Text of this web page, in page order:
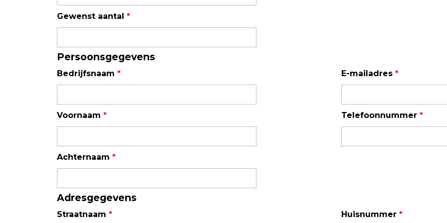
Persoonlijke EMV-meters
Toebehoren
Face Fit Testing
Geluidsmeters
Geluidsmonitoringstations
Akoestische camera's
Accessoires
Vast opgestelde gasdetectie
Speciale gasdetectie
Draadloze gasdetectie
Gewenst aantal *
Persoonsgegevens
Bedrijfsnaam *
Voornaam *
Achternaam *
E-mailadres *
Telefoonnummer *
Adresgegevens
Straatnaam * Huisnummer *